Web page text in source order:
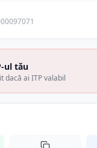
ul tău
dacă ai ITP valabil